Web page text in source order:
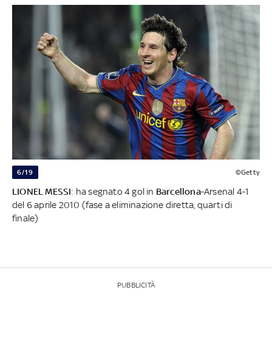
6/19 ©Getty
LIONEL MESSI: ha segnato 4 gol in Barcellona-Arsenal 4-1
del 6 aprile 2010 (fase a eliminazione diretta, quarti di
finale)
PUBBLICITÀ